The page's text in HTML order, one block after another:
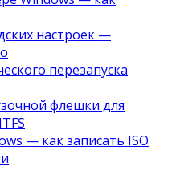
настроек —
перезапуска
флешки для
— как записать ISO